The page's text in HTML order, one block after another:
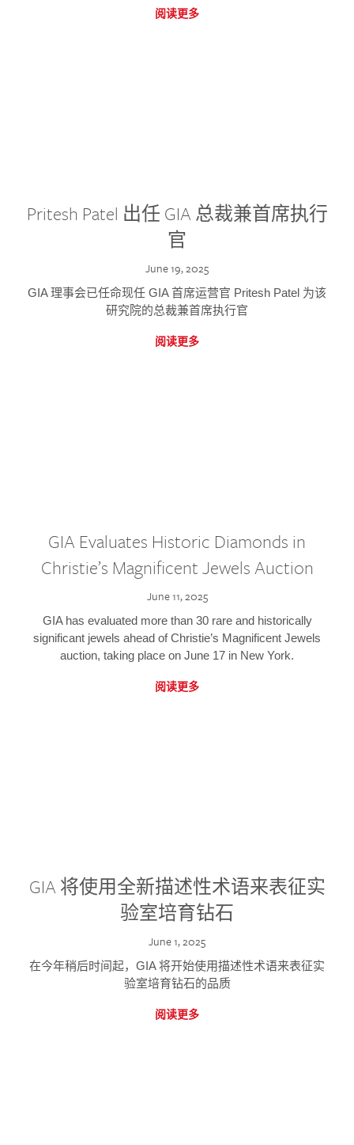
阅读更多
Pritesh Patel 出任 GIA 总裁兼首席执行
官
June 19, 2025
GIA 理事会已任命现任 GIA 首席运营官 Pritesh Patel 为该
研究院的总裁兼首席执行官
阅读更多
GIA Evaluates Historic Diamonds in
Christie’s Magnificent Jewels Auction
June 11, 2025
GIA has evaluated more than 30 rare and historically
significant jewels ahead of Christie’s Magnificent Jewels
auction, taking place on June 17 in New York.
阅读更多
GIA 将使用全新描述性术语来表征实
验室培育钻石
June 1, 2025
在今年稍后时间起，GIA 将开始使用描述性术语来表征实
验室培育钻石的品质
阅读更多